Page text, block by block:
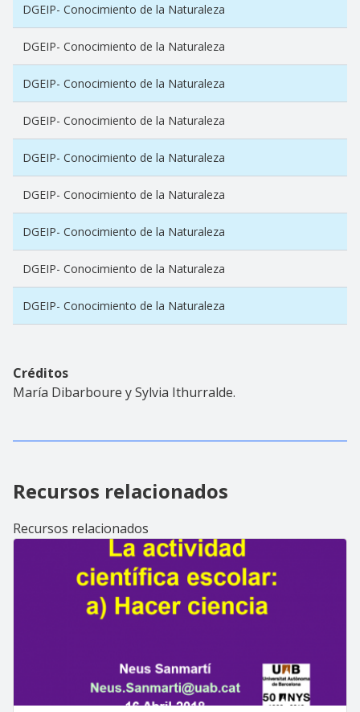
DGEIP- Conocimiento de la Naturaleza
DGEIP- Conocimiento de la Naturaleza
DGEIP- Conocimiento de la Naturaleza
DGEIP- Conocimiento de la Naturaleza
DGEIP- Conocimiento de la Naturaleza
DGEIP- Conocimiento de la Naturaleza
DGEIP- Conocimiento de la Naturaleza
DGEIP- Conocimiento de la Naturaleza
DGEIP- Conocimiento de la Naturaleza
Créditos
María Dibarboure y Sylvia Ithurralde.
Recursos relacionados
Recursos relacionados